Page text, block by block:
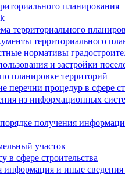
планирования
территориального
территориального
нормативы
и застройки
планировке территорий
процедур в сфере
из информационных
получения
участок
в сфере строительства
информация и иные сведения